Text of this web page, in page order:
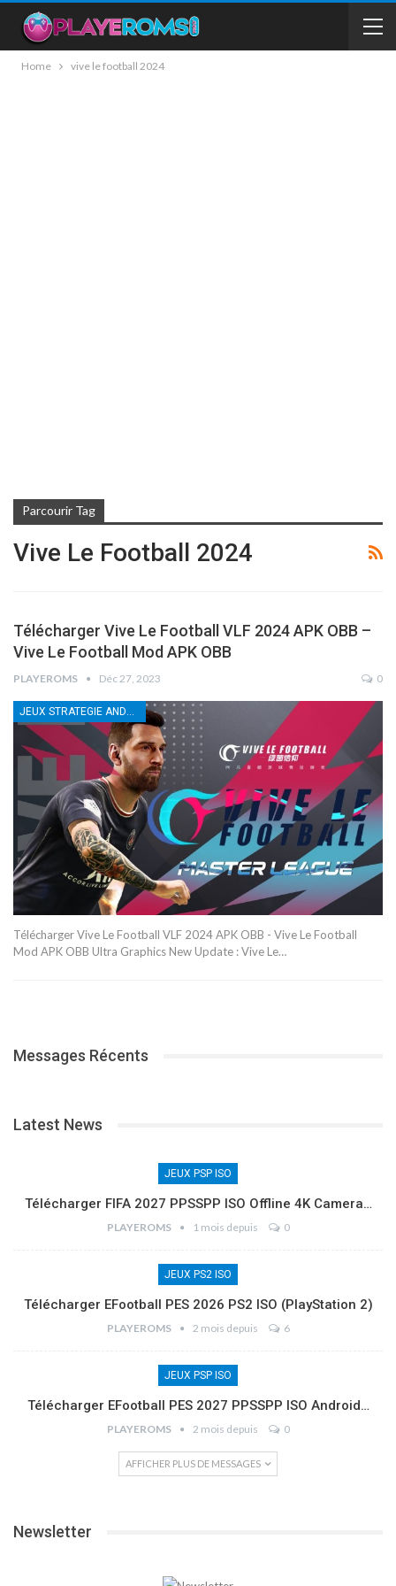
Home vive le football 2024
Parcourir Tag
Vive Le Football 2024
Télécharger Vive Le Football VLF 2024 APK OBB –
Vive Le Football Mod APK OBB
PLAYEROMS Déc 27, 2023 0
JEUX STRATEGIE ANDROID
Télécharger Vive Le Football VLF 2024 APK OBB - Vive Le Football
Mod APK OBB Ultra Graphics New Update : Vive Le…
Messages Récents
Latest News
JEUX PSP ISO
Télécharger FIFA 2027 PPSSPP ISO Offline 4K Camera…
PLAYEROMS 1 mois depuis 0
JEUX PS2 ISO
Télécharger EFootball PES 2026 PS2 ISO (PlayStation 2)
PLAYEROMS 2 mois depuis 6
JEUX PSP ISO
Télécharger EFootball PES 2027 PPSSPP ISO Android…
PLAYEROMS 2 mois depuis 0
AFFICHER PLUS DE MESSAGES
Newsletter